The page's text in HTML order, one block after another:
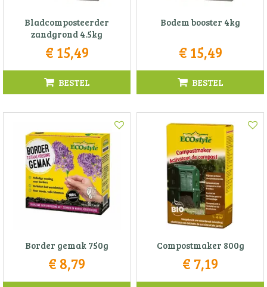
Bladcomposteerder
zandgrond 4.5kg
€ 15,49
BESTEL
Bodem booster 4kg
€ 15,49
BESTEL
Border gemak 750g
€ 8,79
Compostmaker 800g
€ 7,19